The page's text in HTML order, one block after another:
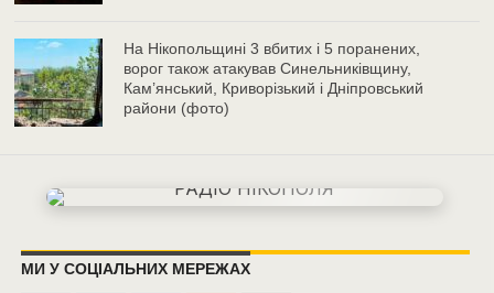
На Нікопольщині 3 вбитих і 5 поранених,
ворог також атакував Синельниківщину,
Кам’янський, Криворізький і Дніпровський
райони (фото)
МИ У СОЦІАЛЬНИХ МЕРЕЖАХ